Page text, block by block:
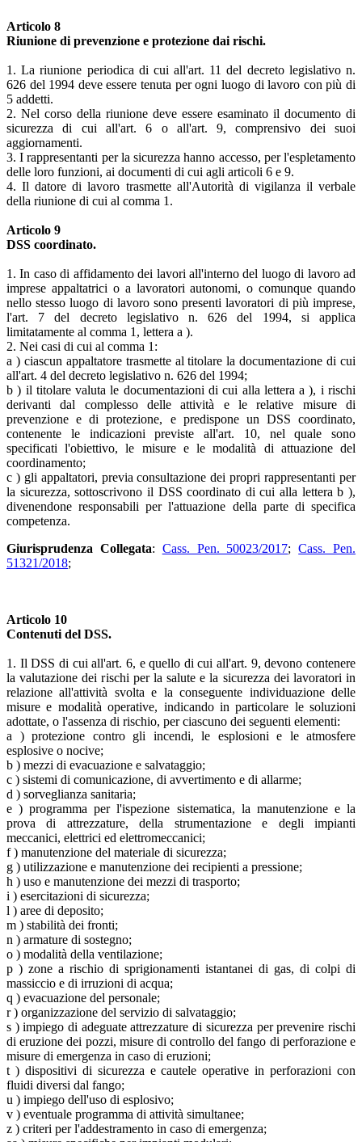
Articolo 8
Riunione di prevenzione e protezione dai rischi.
1. La riunione periodica di cui all'art. 11 del decreto legislativo n.
626 del 1994 deve essere tenuta per ogni luogo di lavoro con più di
5 addetti.
2. Nel corso della riunione deve essere esaminato il documento di
sicurezza di cui all'art. 6 o all'art. 9, comprensivo dei suoi
aggiornamenti.
3. I rappresentanti per la sicurezza hanno accesso, per l'espletamento
delle loro funzioni, ai documenti di cui agli articoli 6 e 9.
4. Il datore di lavoro trasmette all'Autorità di vigilanza il verbale
della riunione di cui al comma 1.
Articolo 9
DSS coordinato.
1. In caso di affidamento dei lavori all'interno del luogo di lavoro ad
imprese appaltatrici o a lavoratori autonomi, o comunque quando
nello stesso luogo di lavoro sono presenti lavoratori di più imprese,
l'art. 7 del decreto legislativo n. 626 del 1994, si applica
limitatamente al comma 1, lettera a ).
2. Nei casi di cui al comma 1:
a ) ciascun appaltatore trasmette al titolare la documentazione di cui
all'art. 4 del decreto legislativo n. 626 del 1994;
b ) il titolare valuta le documentazioni di cui alla lettera a ), i rischi
derivanti dal complesso delle attività e le relative misure di
prevenzione e di protezione, e predispone un DSS coordinato,
contenente le indicazioni previste all'art. 10, nel quale sono
specificati l'obiettivo, le misure e le modalità di attuazione del
coordinamento;
c ) gli appaltatori, previa consultazione dei propri rappresentanti per
la sicurezza, sottoscrivono il DSS coordinato di cui alla lettera b ),
divenendone responsabili per l'attuazione della parte di specifica
competenza.
Giurisprudenza Collegata: Cass. Pen. 50023/2017;Cass. Pen.
51321/2018;
Articolo 10
Contenuti del DSS.
1. Il DSS di cui all'art. 6, e quello di cui all'art. 9, devono contenere
la valutazione dei rischi per la salute e la sicurezza dei lavoratori in
relazione all'attività svolta e la conseguente individuazione delle
misure e modalità operative, indicando in particolare le soluzioni
adottate, o l'assenza di rischio, per ciascuno dei seguenti elementi:
a ) protezione contro gli incendi, le esplosioni e le atmosfere
esplosive o nocive;
b ) mezzi di evacuazione e salvataggio;
c ) sistemi di comunicazione, di avvertimento e di allarme;
d ) sorveglianza sanitaria;
e ) programma per l'ispezione sistematica, la manutenzione e la
prova di attrezzature, della strumentazione e degli impianti
meccanici, elettrici ed elettromeccanici;
f ) manutenzione del materiale di sicurezza;
g ) utilizzazione e manutenzione dei recipienti a pressione;
h ) uso e manutenzione dei mezzi di trasporto;
i ) esercitazioni di sicurezza;
l ) aree di deposito;
m ) stabilità dei fronti;
n ) armature di sostegno;
o ) modalità della ventilazione;
p ) zone a rischio di sprigionamenti istantanei di gas, di colpi di
massiccio e di irruzioni di acqua;
q ) evacuazione del personale;
r ) organizzazione del servizio di salvataggio;
s ) impiego di adeguate attrezzature di sicurezza per prevenire rischi
di eruzione dei pozzi, misure di controllo del fango di perforazione e
misure di emergenza in caso di eruzioni;
t ) dispositivi di sicurezza e cautele operative in perforazioni con
fluidi diversi dal fango;
u ) impiego dell'uso di esplosivo;
v ) eventuale programma di attività simultanee;
z ) criteri per l'addestramento in caso di emergenza;